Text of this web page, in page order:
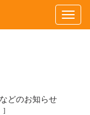
どのお知らせ
]